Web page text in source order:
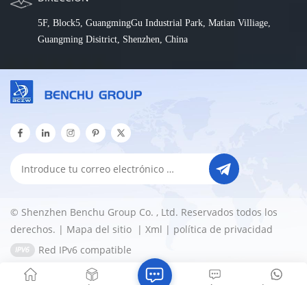
5F, Block5, GuangmingGu Industrial Park, Matian Villiage,
Guangming Disitrict, Shenzhen, China
© Shenzhen Benchu Group Co. , Ltd. Reservados todos los
derechos. | Mapa del sitio | Xml | política de privacidad
Red IPv6 compatible